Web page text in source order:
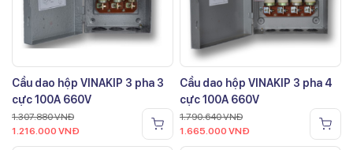
Cầu dao hộp VINAKIP 3 pha 3
cực 100A 660V
1.307.880VNĐ
1.216.000 VNĐ
Cầu dao hộp VINAKIP 3 pha 4
cực 100A 660V
1.790.640VNĐ
1.665.000 VNĐ